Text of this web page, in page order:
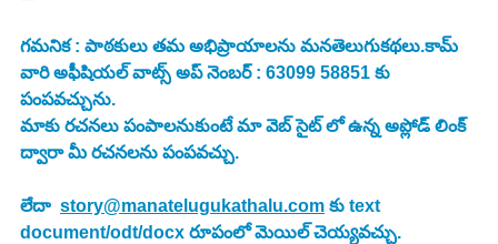
గమనిక : పాఠకులు తమ అభిప్రాయాలను మనతెలుగుకథలు.కామ్
వారి అఫీషియల్ వాట్స్ అప్ నెంబర్ : 63099 58851 కు
పంపవచ్చును.
మాకు రచనలు పంపాలనుకుంటే మా వెబ్ సైట్ లో ఉన్న అప్లోడ్ లింక్
ద్వారా మీ రచనలను పంపవచ్చు.
లేదా story@manatelugukathalu.com కు text
document/odt/docx రూపంలో మెయిల్ చెయ్యవచ్చు.